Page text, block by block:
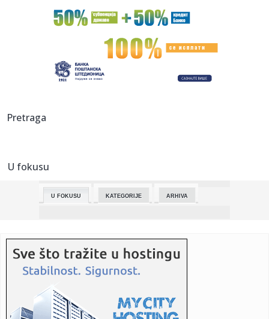
04:30:Na Kosovu i Metohiji izbori za skupštinu privremenih
institucija
Promenljivo oblačno i toplo, temperatura do 30 stepeni
00:31:Dogodilo se na današnji datum, 7. jun
smo ostvar...
00:09:
23:59: PROVEREN RECEPT: Superligaš vraća starog trenera!
23:29:Počeli prvi "Novosadski sportsko-porodični susreti“
23:27:Zeljković nakon Paname: Fokus u potpunosti prebacujemo
na SP
Pretraga
U fokusu
U FOKUSU KATEGORIJE ARHIVA